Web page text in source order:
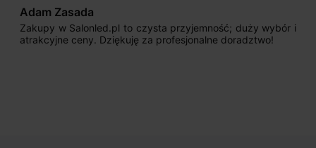
Adam Zasada
Zakupy w Salonled.pl to czysta przyjemność; duży wybór i
atrakcyjne ceny. Dziękuję za profesjonalne doradztwo!